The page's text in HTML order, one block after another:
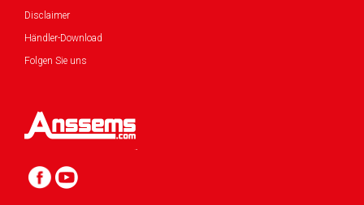
Disclaimer
Händler-Download
Folgen Sie uns